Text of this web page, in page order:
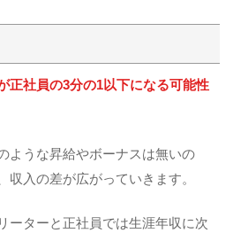
正社員の3分の1以下になる可能性
ような昇給やボーナスは無いの
収入の差が広がっていきます。
ーターと正社員では生涯年収に次